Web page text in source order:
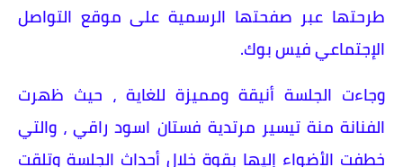
طرحتها عبر صفحتها الرسمية على موقع التواصل
الإجتماعي فيس بوك.
وجاءت الجلسة أنيقة ومميزة للغاية ، حيث ظهرت
الفنانة منة تيسير مرتدية فستان اسود راقي ، والتي
خطفت الأضواء إليها بقوة خلال أحداث الجلسة وتلقت